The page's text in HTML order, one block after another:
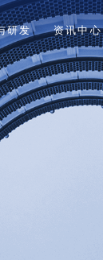
研发 资讯中心